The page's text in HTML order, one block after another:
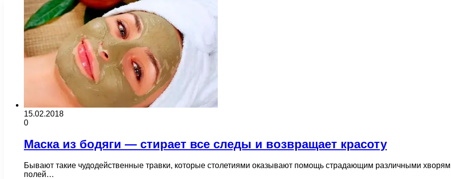
15.02.2018
0
Маска из бодяги — стирает все следы и возвращает красоту
Бывают такие чудодейственные травки, которые столетиями оказывают помощь страдающим различными
полей…